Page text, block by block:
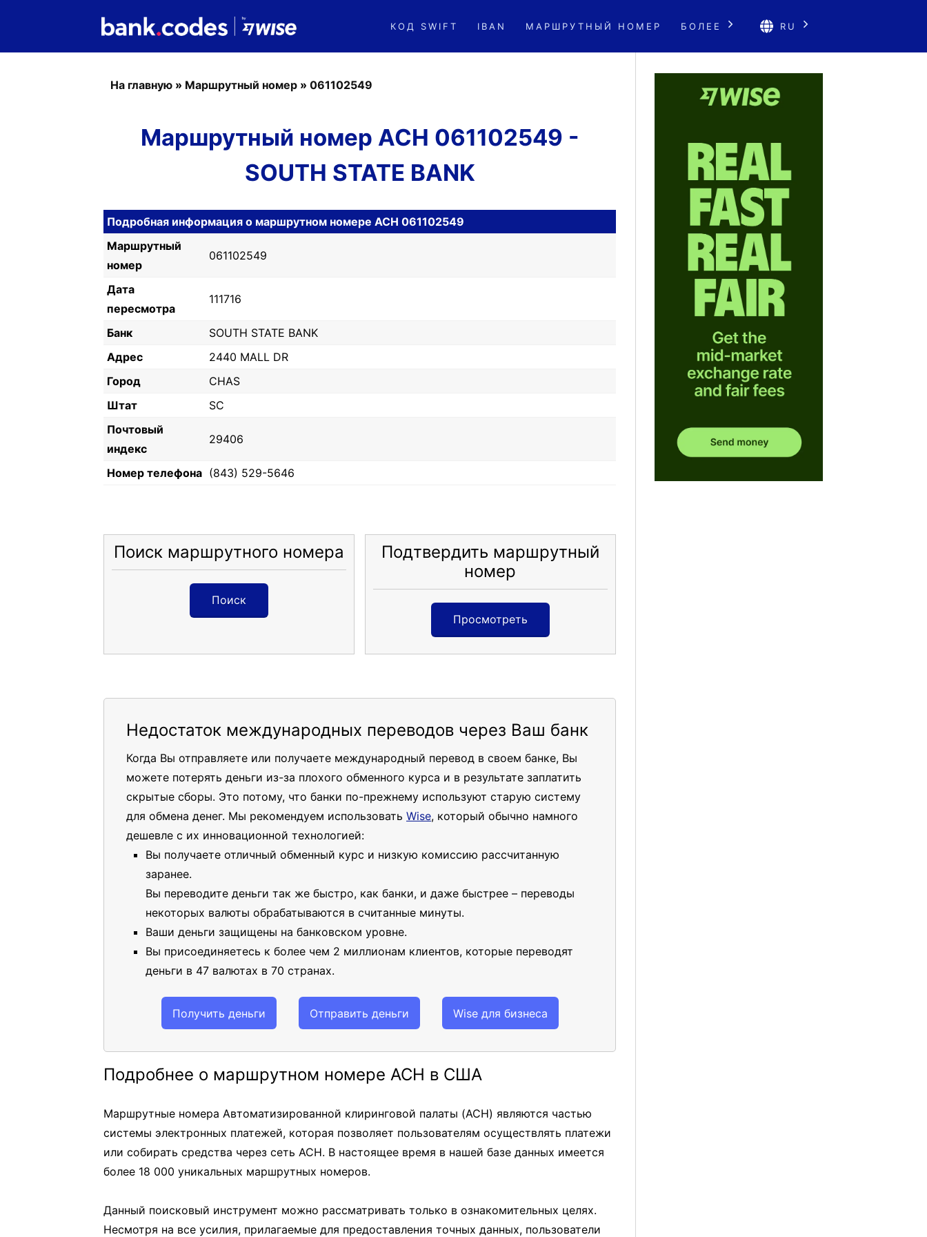
КОД SWIFT IBAN МАРШРУТНЫЙ НОМЕР БОЛЕЕ RU
На главную » Маршрутный номер » 061102549
Маршрутный номер ACH 061102549 -
SOUTH STATE BANK
Подробная информация о маршрутном номере ACH 061102549
Маршрутный
номер
061102549
Дата
пересмотра
111716
Банк
SOUTH STATE BANK
Адрес
2440 MALL DR
Город
CHAS
Штат
SC
Почтовый
индекс
29406
Номер телефона (843) 529-5646
Поиск маршрутного номера
Поиск
Подтвердить маршрутный
номер
Просмотреть
Недостаток международных переводов через Ваш банк
Когда Вы отправляете или получаете международный перевод в своем банке, Вы
можете потерять деньги из-за плохого обменного курса и в результате заплатить
скрытые сборы. Это потому, что банки по-прежнему используют старую систему
для обмена денег. Мы рекомендуем использовать Wise, который обычно намного
дешевле с их инновационной технологией:
Вы получаете отличный обменный курс и низкую комиссию рассчитанную
заранее.
Вы переводите деньги так же быстро, как банки, и даже быстрее – переводы
некоторых валюты обрабатываются в считанные минуты.
Ваши деньги защищены на банковском уровне.
Вы присоединяетесь к более чем 2 миллионам клиентов, которые переводят
деньги в 47 валютах в 70 странах.
Получить деньги Отправить деньги Wise для бизнеса
Подробнее о маршрутном номере ACH в США
Маршрутные номера Автоматизированной клиринговой палаты (ACH) являются частью
системы электронных платежей, которая позволяет пользователям осуществлять платежи
или собирать средства через сеть ACH. В настоящее время в нашей базе данных имеется
более 18 000 уникальных маршрутных номеров.
Данный поисковый инструмент можно рассматривать только в ознакомительных целях.
Несмотря на все усилия, прилагаемые для предоставления точных данных, пользователи